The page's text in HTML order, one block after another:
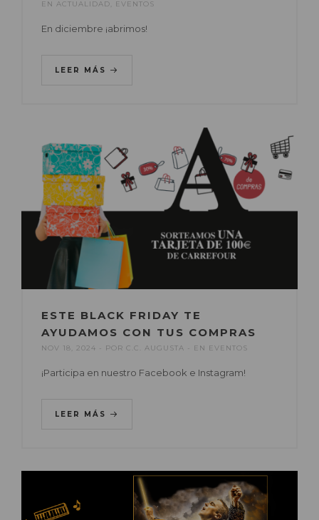
EN ACTUALIDAD EVENTOS
En diciembre ¡abrimos!
LEER MÁS
ESTE BLACK FRIDAY TE
AYUDAMOS CON TUS COMPRAS
NOV 18, 2024 POR C.C. AUGUSTA EN EVENTOS
¡Participa en nuestro Facebook e Instagram!
LEER MÁS